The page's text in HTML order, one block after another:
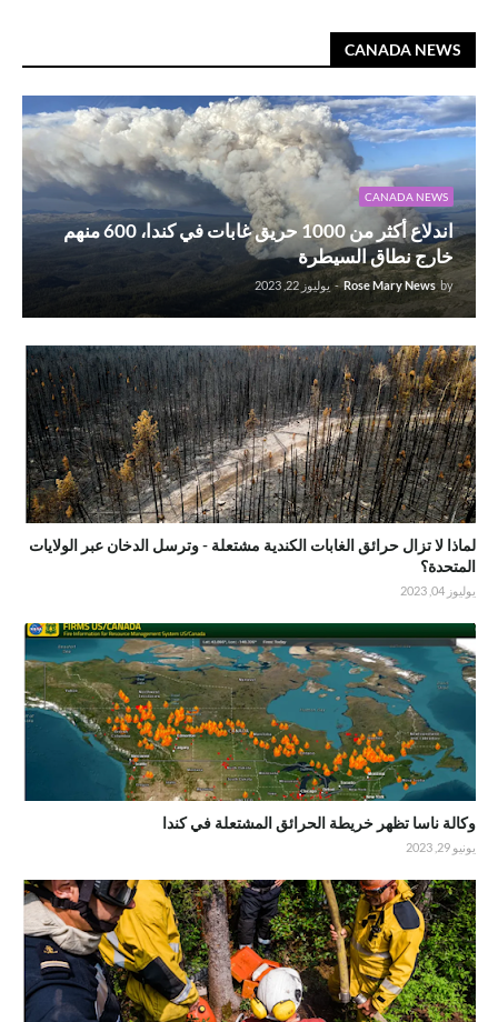
CANADA NEWS
CANADA NEWS
اندلاع أكثر من 1000 حريق غابات في كندا، 600 منهم
خارج نطاق السيطرة
by
Rose Mary News
- يوليوز 22, 2023
لماذا لا تزال حرائق الغابات الكندية مشتعلة - وترسل الدخان عبر الولايات
المتحدة؟
يوليوز 04, 2023
وكالة ناسا تظهر خريطة الحرائق المشتعلة في كندا
يونيو 29, 2023